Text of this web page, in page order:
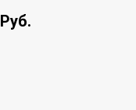
Руб.